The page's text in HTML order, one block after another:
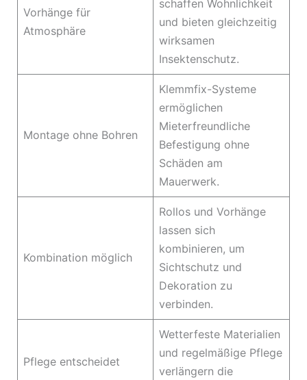
Vorhänge für
Atmosphäre
schaffen Wohnlichkeit
und bieten gleichzeitig
wirksamen
Insektenschutz.
Montage ohne Bohren
Klemmfix-Systeme
ermöglichen
Mieterfreundliche
Befestigung ohne
Schäden am
Mauerwerk.
Kombination möglich
Rollos und Vorhänge
lassen sich
kombinieren, um
Sichtschutz und
Dekoration zu
verbinden.
Pflege entscheidet
Wetterfeste Materialien
und regelmäßige Pflege
verlängern die